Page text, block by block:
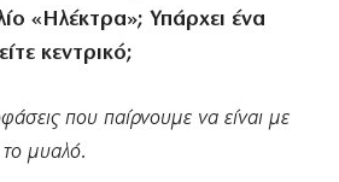
«Ηλέκτρα»; Υπάρχει ένα
κεντρικό;
που παίρνουμε να είναι με
το μυαλό.